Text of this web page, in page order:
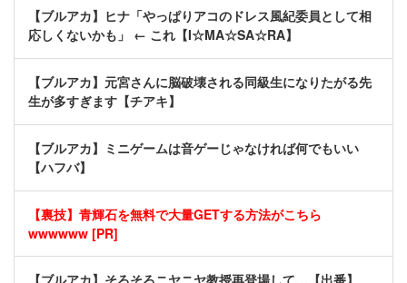
【ブルアカ】ヒナ「やっぱりアコのドレス風紀委員として相
応しくないかも」 ← これ【I☆MA☆SA☆RA】
【ブルアカ】元宮さんに脳破壊される同級生になりたがる先
生が多すぎます【チアキ】
【ブルアカ】ミニゲームは音ゲーじゃなければ何でもいい
【ハフバ】
【裏技】青輝石を無料で大量GETする方法がこちら
wwwwww [PR]